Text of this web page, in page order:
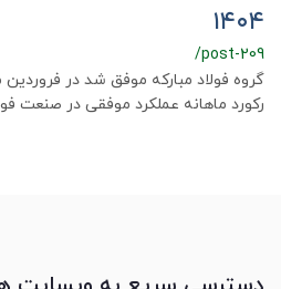
۱۴۰۴
/post-209
رکورد ماهانه عملکرد موفقی در صنعت